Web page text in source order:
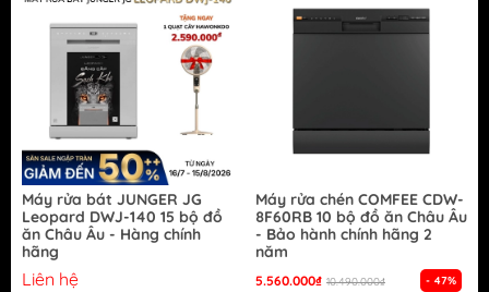
Máy rửa bát JUNGER JG
Leopard DWJ-140 15 bộ đồ
ăn Châu Âu - Hàng chính
hãng
Liên hệ
Máy rửa chén COMFEE CDW-
8F60RB 10 bộ đồ ăn Châu Âu
- Bảo hành chính hãng 2
năm
5.560.000₫ 10.490.000₫ - 47%